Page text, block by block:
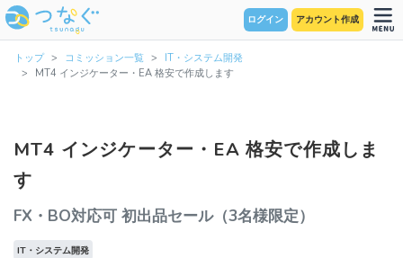
ログイン アカウント作成
トップ コミッション一覧
IT・システム開発
MT4 インジケーター・EA 格安で作成します
MT4 インジケーター・EA 格安で作成しま
す
FX・BO対応可 初出品セール（3名様限定）
IT・システム開発